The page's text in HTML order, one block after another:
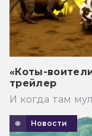
«Коты-
трейлер
И когда там
Новости